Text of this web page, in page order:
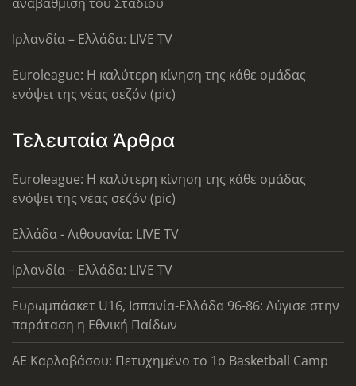
Ιρλανδία – Ελλάδα: LIVE TV
Euroleague: Η καλύτερη κίνηση της κάθε ομάδας
ενόψει της νέας σεζόν (pic)
Τελευταία Άρθρα
Euroleague: Η καλύτερη κίνηση της κάθε ομάδας
ενόψει της νέας σεζόν (pic)
Ελλάδα - Λιθουανία: LIVE TV
Ιρλανδία – Ελλάδα: LIVE TV
Ευρωμπάσκετ U16, Ισπανία-Ελλάδα 96-86: Λύγισε στην
παράταση η Εθνική Παίδων
ΑΕ Καρλοβάσου: Πετυχημένο το 1ο Basketball Camp